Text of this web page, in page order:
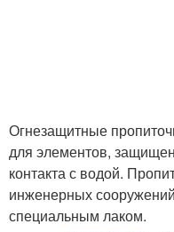
Огнезащитные
для элементов,
контакта с водой.
инженерных
специальным лаком.